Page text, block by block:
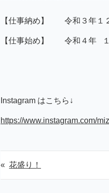
【仕事納め】 令和３年１２
【仕事始め】 令和４年
Instagram はこちら↓
https://www.instagram.com/
« 花盛り！